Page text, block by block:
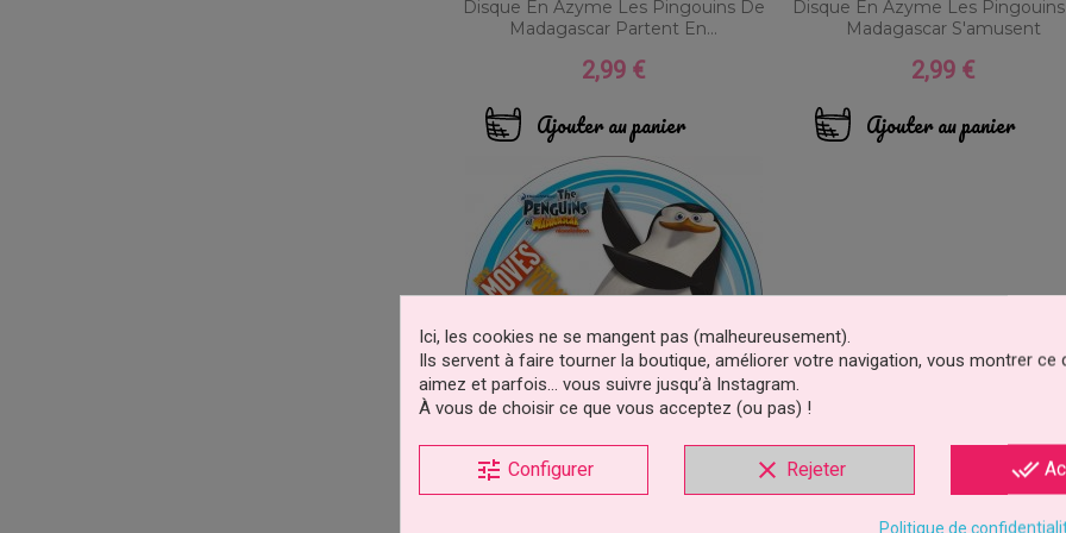
Disque En Azyme Les Pingouins De
Madagascar Partent En...
Prix
2,99 €
Ajouter au panier
Disque En Azyme Les
Madagascar S'amusent
Prix
2,99 €
Ajouter au panier
Disque En Azyme Les Pingouins De
Ici, les cookies ne se mangent pas (malheureusement).
Ils servent à faire tourner la boutique, améliorer votre navigation, vous montrer ce
aimez et parfois… vous suivre jusqu’à Instagram.
À vous de choisir ce que vous acceptez (ou pas) !
tune Configurer clear Rejeter done_all
Politique de